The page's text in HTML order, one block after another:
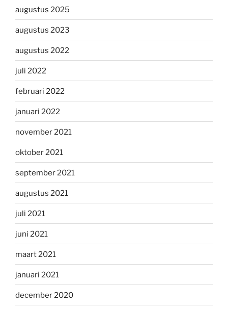
augustus 2025
augustus 2023
augustus 2022
juli 2022
februari 2022
januari 2022
november 2021
oktober 2021
september 2021
augustus 2021
juli 2021
juni 2021
maart 2021
januari 2021
december 2020